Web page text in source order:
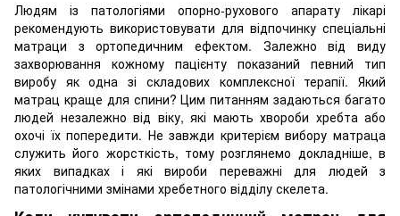
Людям із патологіями опорно-рухового апарату лікарі
рекомендують використовувати для відпочинку спеціальні
матраци з ортопедичним ефектом. Залежно від виду
захворювання кожному пацієнту показаний певний тип
виробу як одна зі складових комплексної терапії. Який
матрац краще для спини? Цим питанням задаються багато
людей незалежно від віку, які мають хвороби хребта або
охочі їх попередити. Не завжди критерієм вибору матраца
служить його жорсткість, тому розглянемо докладніше, в
яких випадках і які вироби переважні для людей з
патологічними змінами хребетного відділу скелета.